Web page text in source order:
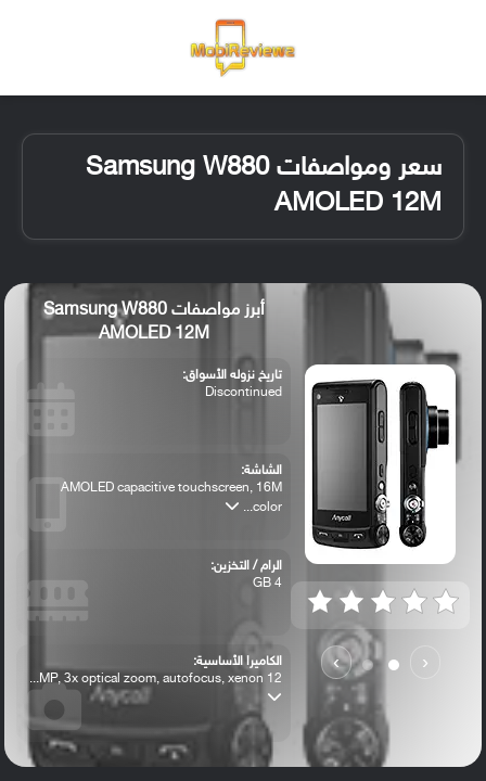
سعر ومواصفات Samsung W880
AMOLED 12M
‹
›
أبرز مواصفات Samsung W880
AMOLED 12M
تاريخ نزوله الأسواق:
Discontinued
الشاشة:
AMOLED capacitive touchscreen, 16M
color...
الرام / التخزين:
4 GB
الكاميرا الأساسية:
12 MP, 3x optical zoom, autofocus, xenon...